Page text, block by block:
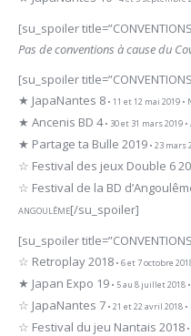
[su_spoiler
Pas de conventions à cause du
[su_spoiler
★ JapaNantes 8 • 11 et 12 mai 2019 •
★ Ancenis BD 4• 30 et 31 mars 2019 •
★ Partage ta Bulle 2019 • 23 mars
☆ Festival des jeux Double 6
☆ Festival de la BD
ANGOULÊME[/su_spoiler]
[su_spoiler
☆ Retroplay 2018 • 6 et 7 octobre
★ Japan Expo 19 • 5 au 8 juillet 2018 •
☆ JapaNantes 7 • 21 et 22 avril 2018 •
☆ Festival du jeu Nantais 2018